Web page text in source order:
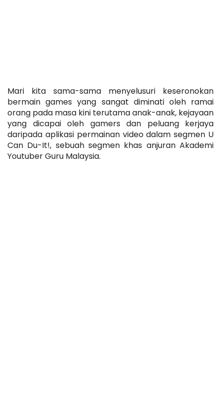
Mari kita sama-sama menyelusuri keseronokan
bermain games yang sangat diminati oleh ramai
orang pada masa kini terutama anak-anak, kejayaan
yang dicapai oleh gamers dan peluang kerjaya
daripada aplikasi permainan video dalam segmen U
Can Du-It!, sebuah segmen khas anjuran Akademi
Youtuber Guru Malaysia.